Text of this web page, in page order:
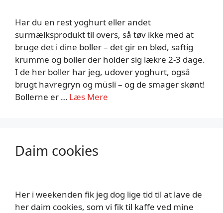
Har du en rest yoghurt eller andet
surmælksprodukt til overs, så tøv ikke med at
bruge det i dine boller – det gir en blød, saftig
krumme og boller der holder sig lækre 2-3 dage.
I de her boller har jeg, udover yoghurt, også
brugt havregryn og müsli – og de smager skønt!
Bollerne er … Læs Mere
Daim cookies
Her i weekenden fik jeg dog lige tid til at lave de
her daim cookies, som vi fik til kaffe ved mine